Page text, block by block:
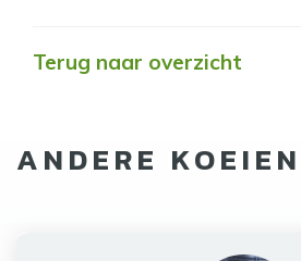
Terug naar overzicht
ANDERE KOEIEN